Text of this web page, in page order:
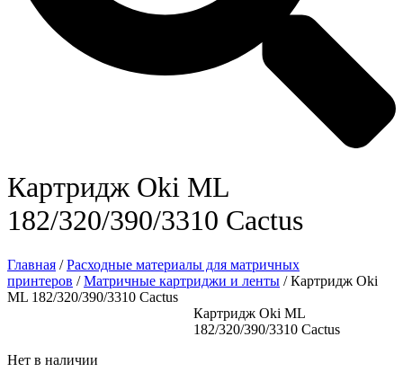
Картридж Oki ML
182/320/390/3310 Cactus
Главная /Расходные материалы для матричных
принтеров /Матричные картриджи и ленты / Картридж Oki
ML 182/320/390/3310 Cactus
Картридж Oki ML
182/320/390/3310 Cactus
Нет в наличии